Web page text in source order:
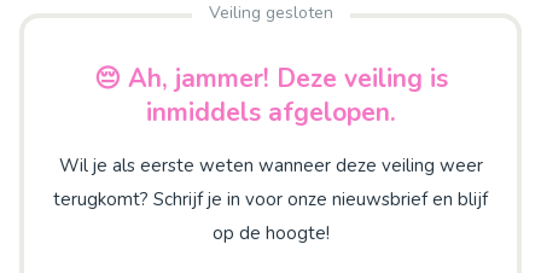
Veiling gesloten
😔 Ah, jammer! Deze veiling is
inmiddels afgelopen.
Wil je als eerste weten wanneer deze veiling weer
terugkomt? Schrijf je in voor onze nieuwsbrief en blijf
op de hoogte!